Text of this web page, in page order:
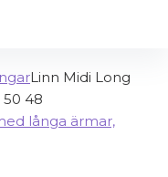
Linn Midi Long
48